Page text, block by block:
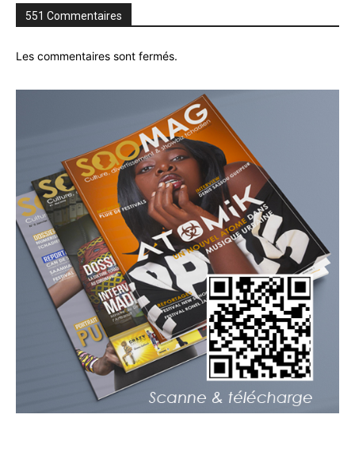
551 Commentaires
Les commentaires sont fermés.